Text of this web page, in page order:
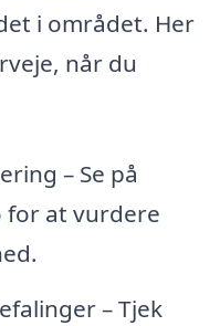
i området. Her
når du
– Se på
at vurdere
– Tjek